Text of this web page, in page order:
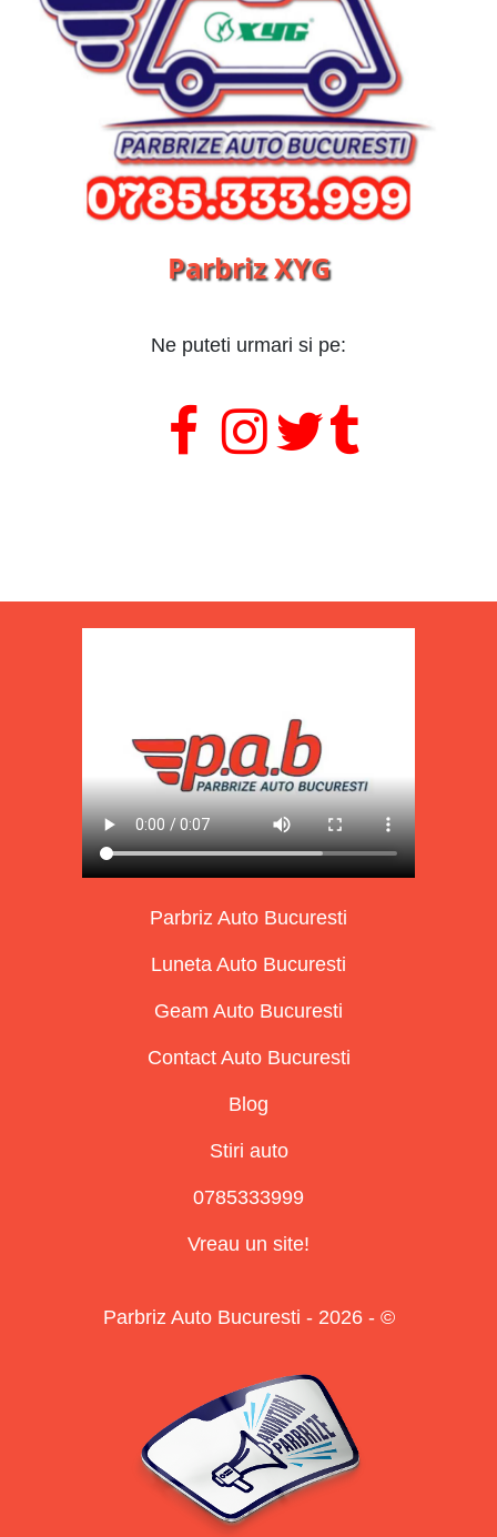
Parbriz XYG
Ne puteti urmari si pe:

Parbriz Auto Bucuresti
Luneta Auto Bucuresti
Geam Auto Bucuresti
Contact Auto Bucuresti
Blog
Stiri auto
0785333999
Vreau un site!
Parbriz Auto Bucuresti - 2026 - ©